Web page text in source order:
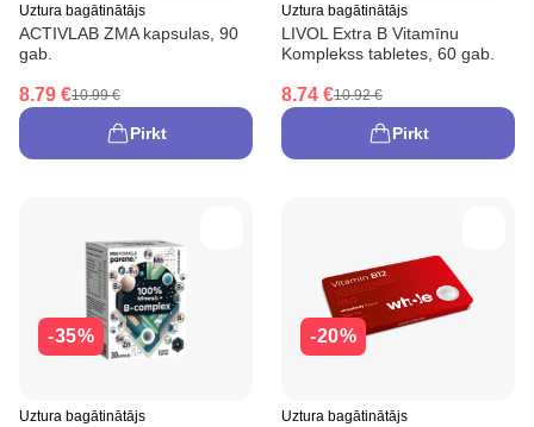
Uztura bagātinātājs
ACTIVLAB ZMA kapsulas, 90
gab.
8.79 €10.99 €
Pirkt
Uztura bagātinātājs
LIVOL Extra B Vitamīnu
Komplekss tabletes, 60 gab.
8.74 €10.92 €
Pirkt
-35%
Uztura bagātinātājs
-20%
Uztura bagātinātājs